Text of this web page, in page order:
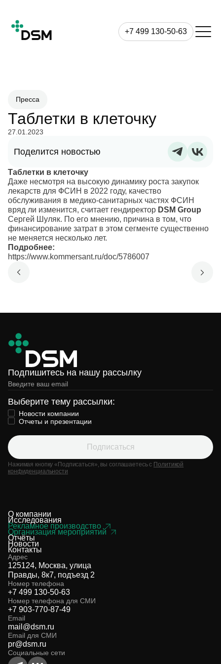
+7 499 130-50-63
Пресса
Таблетки в клеточку
27.01.2023
Поделится новостью
Таблетки в клеточку
Даже несмотря на высокую динамику роста закупок
лекарств для ФСИН в 2022 году, качество
обслуживания в медико-санитарных частях ФСИН
вряд ли изменится, считает гендиректор DSM Group
Сергей Шуляк. По его мнению, причина в том, что
финансирование затрат в этом сегменте существенно
не меняется несколько лет.
Подробнее:
https://www.kommersant.ru/doc/5786007
Подпишитесь на нашу рассылку
Выберите тему рассылки:
Новости компании
Отчеты и презентации
Подписаться
Нажимая кнопку «Подписаться», вы соглашаетесь с Политикой
конфиденциальности
О компании
Исследования
Рекламное производство
Организация мероприятий
Отчёты
Новости
Контакты
Адрес
125124, Москва, улица
Правды, 8к7, подъезд 2
Номер телефона
+7 499 130-50-63
Номер телефона для СМИ
+7 903-770-87-49
Email
mail@dsm.ru
Email для СМИ
pr@dsm.ru
Социальные сети